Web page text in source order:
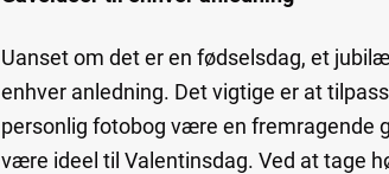
Uanset om det er en fødselsdag, et
enhver anledning. Det vigtige er at
personlig fotobog være en fremragende
være ideel til Valentinsdag. Ved at tage